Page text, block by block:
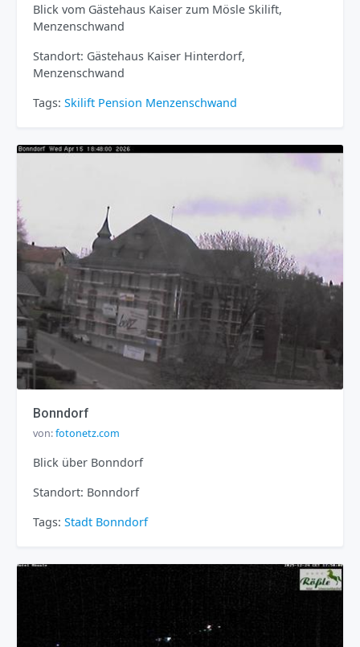
Blick vom Gästehaus Kaiser zum Mösle Skilift,
Menzenschwand
Standort: Gästehaus Kaiser Hinterdorf,
Menzenschwand
Tags: Skilift Pension Menzenschwand
Bonndorf
von:fotonetz.com
Blick über Bonndorf
Standort: Bonndorf
Tags: Stadt Bonndorf